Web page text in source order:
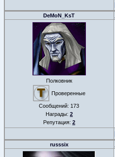
DeMoN_KsT
Полковник
Проверенные
Сообщений: 173
Награды: 2
Репутация: 2
russsix